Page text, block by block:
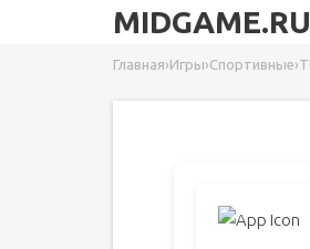
MIDGAME.RU
Главная›Игры›Спортивные›